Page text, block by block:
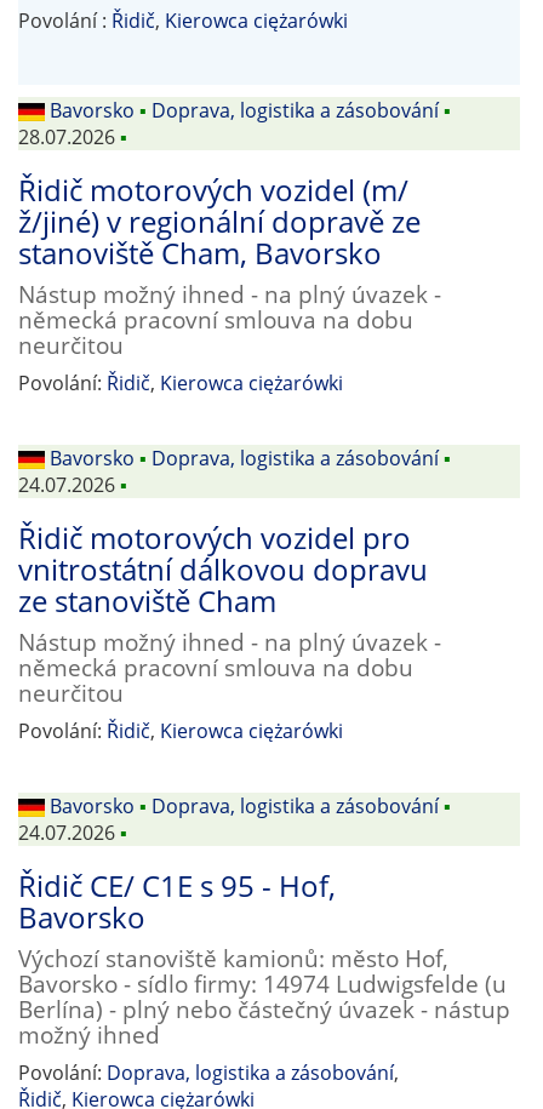
Povolání : Řidič, Kierowca ciężarówki
Bavorsko ▪ Doprava, logistika a zásobování▪
28.07.2026▪
Řidič motorových vozidel (m/
ž/jiné) v regionální dopravě ze
stanoviště Cham, Bavorsko
Nástup možný ihned - na plný úvazek -
německá pracovní smlouva na dobu
neurčitou
Povolání: Řidič, Kierowca ciężarówki
Bavorsko ▪ Doprava, logistika a zásobování▪
24.07.2026▪
Řidič motorových vozidel pro
vnitrostátní dálkovou dopravu
ze stanoviště Cham
Nástup možný ihned - na plný úvazek -
německá pracovní smlouva na dobu
neurčitou
Povolání: Řidič, Kierowca ciężarówki
Bavorsko ▪ Doprava, logistika a zásobování▪
24.07.2026▪
Řidič CE/ C1E s 95 - Hof,
Bavorsko
Výchozí stanoviště kamionů: město Hof,
Bavorsko - sídlo firmy: 14974 Ludwigsfelde (u
Berlína) - plný nebo částečný úvazek - nástup
možný ihned
Povolání: Doprava, logistika a zásobování,
Řidič, Kierowca ciężarówki